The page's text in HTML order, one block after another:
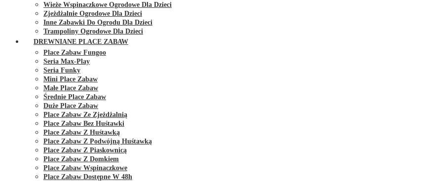
Wieże Wspinaczkowe Ogrodowe Dla Dzieci
Zjeżdżalnie Ogrodowe Dla Dzieci
Inne Zabawki Do Ogrodu Dla Dzieci
Trampoliny Ogrodowe Dla Dzieci
DREWNIANE PLACE ZABAW
Place Zabaw Fungoo
Seria Max-Play
Seria Funky
Mini Place Zabaw
Małe Place Zabaw
Średnie Place Zabaw
Duże Place Zabaw
Place Zabaw Ze Zjeżdżalnią
Place Zabaw Bez Huśtawki
Place Zabaw Z Huśtawką
Place Zabaw Z Podwójną Huśtawką
Place Zabaw Z Piaskownicą
Place Zabaw Z Domkiem
Place Zabaw Wspinaczkowe
Place Zabaw Dostępne W 48h